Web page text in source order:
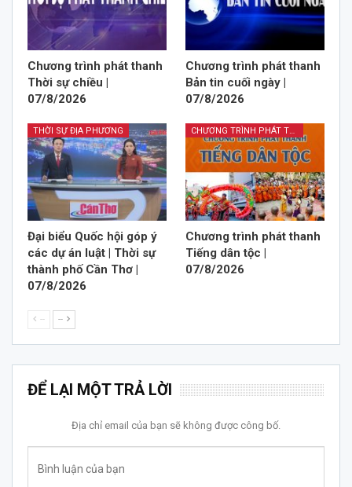
Chương trình phát thanh
Thời sự chiều |
07/8/2026
Chương trình phát thanh
Bản tin cuối ngày |
07/8/2026
THỜI SỰ ĐỊA PHƯƠNG
Đại biểu Quốc hội góp ý
các dự án luật | Thời sự
thành phố Cần Thơ |
07/8/2026
CHƯƠNG TRÌNH PHÁT THANH TIẾNG DÂN TỘC
Chương trình phát thanh
Tiếng dân tộc |
07/8/2026
-- --
ĐỂ LẠI MỘT TRẢ LỜI
Địa chỉ email của bạn sẽ không được công bố.